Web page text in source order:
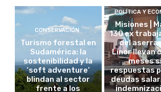
CONSERVACIÓN
Turismo forestal en
Sudamérica: la
sostenibilidad y la
‘soft adventure’
blindan al sector
frente a los
POLÍTICA Y
Misiones |
130 ex
del
Linor llevan
meses
respuestas
deudas